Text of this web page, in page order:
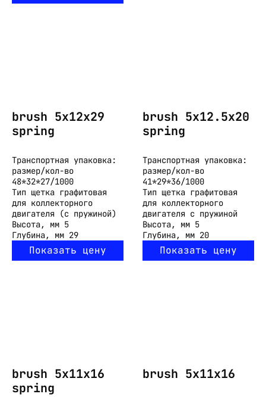
brush 5x12x29
spring
Транспортная упаковка:
размер/кол-во
48*32*27/1000
Тип щетка графитовая
для коллекторного
двигателя (с пружиной)
Высота, мм 5
Глубина, мм 29
Показать цену
brush 5x12.5x20
spring
Транспортная упаковка:
размер/кол-во
41*29*36/1000
Тип щетка графитовая
для коллекторного
двигателя с пружиной
Высота, мм 5
Глубина, мм 20
Показать цену
brush 5x11x16
spring
brush 5x11x16